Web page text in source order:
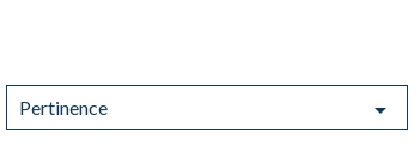
Pertinence 